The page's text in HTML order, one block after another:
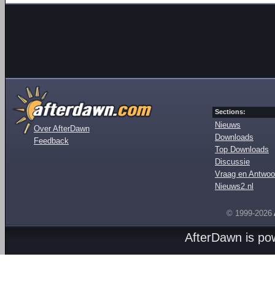
Over AfterDawn
Feedback
Sections:
Nieuws
Downloads
Top Downloads
Discussie
Vraag en
Nieuws2.nl
© 1999-2026
AfterDawn is